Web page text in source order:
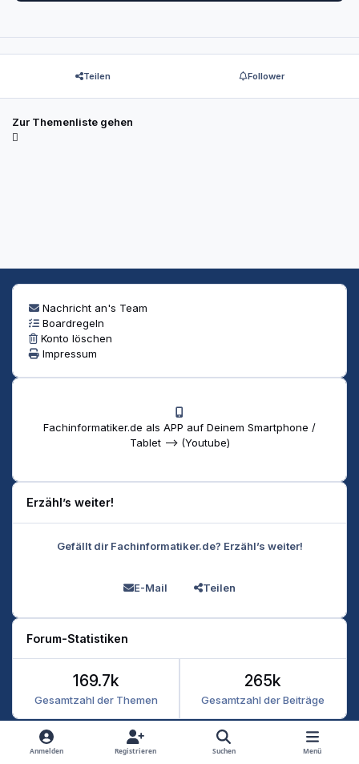
Teilen Follower
Zur Themenliste gehen
Nachricht an's Team
Boardregeln
Konto löschen
Impressum
Fachinformatiker.de als APP auf Deinem Smartphone /
Tablet --> (Youtube)
Erzähl’s weiter!
Gefällt dir Fachinformatiker.de? Erzähl’s weiter!
E-Mail Teilen
Forum-Statistiken
Gesamtzahl der Themen
169.7k
Gesamtzahl der Beiträge
265k
Heller Modus
Dunkler Modus
Systemeinstellung
Anmelden Registrieren Suchen Menü